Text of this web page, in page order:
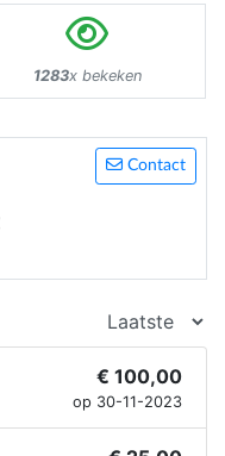
1283x bekeken
Contact
€ 100,00
op 30-11-2023